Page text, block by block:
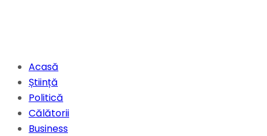
Acasă
Știință
Politică
Călătorii
Business